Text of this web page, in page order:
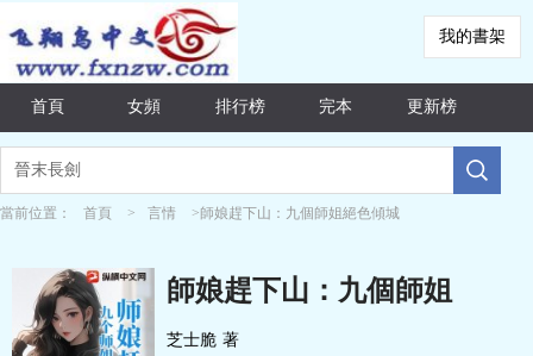
我的書架
首頁 女頻 排行榜 完本 更新榜
當前位置： 首頁 > 言情 >師娘趕下山：九個師姐絕色傾城
師娘趕下山：九個師姐
絕色傾城
芝士脆 著